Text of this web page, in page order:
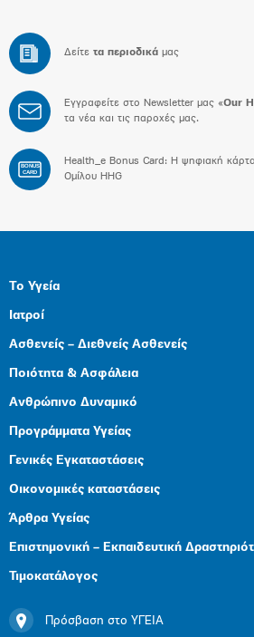
Δείτε τα περιοδικά μας
Εγγραφείτε στο Newsletter μας «Our
τα νέα και τις παροχές μας.
BONUS
CARD
Health_e Bonus Card: H ψηφιακή
Ομίλου HHG
Το Υγεία
Ιατροί
Ασθενείς – Διεθνείς Ασθενείς
Ποιότητα & Ασφάλεια
Ανθρώπινο Δυναμικό
Προγράμματα Υγείας
Γενικές Εγκαταστάσεις
Οικονομικές καταστάσεις
Άρθρα Υγείας
Επιστημονική – Εκπαιδευτική
Τιμοκατάλογος
Πρόσβαση στο ΥΓΕΙΑ